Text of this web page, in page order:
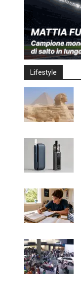
Lifestyle